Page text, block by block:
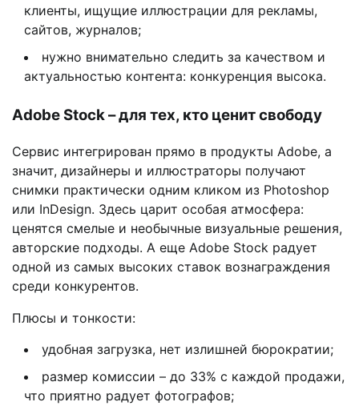
клиенты, ищущие иллюстрации для рекламы,
сайтов, журналов;
нужно внимательно следить за качеством и
актуальностью контента: конкуренция высока.
Adobe Stock – для тех, кто ценит свободу
Сервис интегрирован прямо в продукты Adobe, а
значит, дизайнеры и иллюстраторы получают
снимки практически одним кликом из Photoshop
или InDesign. Здесь царит особая атмосфера:
ценятся смелые и необычные визуальные решения,
авторские подходы. А еще Adobe Stock радует
одной из самых высоких ставок вознаграждения
среди конкурентов.
Плюсы и тонкости:
удобная загрузка, нет излишней бюрократии;
размер комиссии – до 33% с каждой продажи,
что приятно радует фотографов;